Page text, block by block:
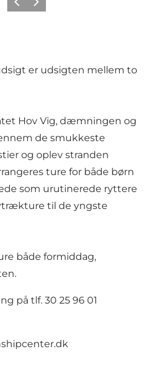
Forrige billede
Næste billede
er udsigten mellem to
Hov Vig, dæmningen og
de smukkeste
og oplev stranden
ture for både børn
som urutinerede ryttere
til de yngste
både formiddag,
på tlf. 30 25 96 01